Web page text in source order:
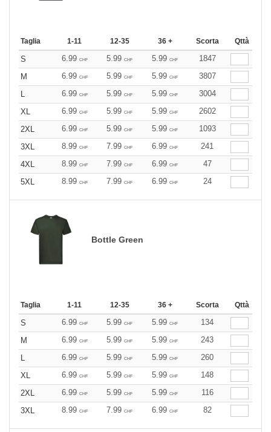
Taglia 1-11 12-35 36 + Scorta Qttà
S 6.99 CHF 5.99 CHF 5.99 CHF
1847
M
6.99 CHF 5.99 CHF 5.99 CHF
3807
L
6.99 CHF 5.99 CHF 5.99 CHF
3004
XL
6.99 CHF 5.99 CHF 5.99 CHF
2602
2XL
6.99 CHF 5.99 CHF 5.99 CHF
1093
3XL
8.99 CHF 7.99 CHF 6.99 CHF
241
4XL
8.99 CHF 7.99 CHF 6.99 CHF
47
5XL
8.99 CHF 7.99 CHF 6.99 CHF 24
Bottle Green
Taglia 1-11 12-35 36 + Scorta Qttà
S 6.99 CHF 5.99 CHF 5.99 CHF
134
M
6.99 CHF 5.99 CHF 5.99 CHF
243
L
6.99 CHF 5.99 CHF 5.99 CHF
260
XL
6.99 CHF 5.99 CHF 5.99 CHF
148
2XL
6.99 CHF 5.99 CHF 5.99 CHF
116
3XL
8.99 CHF 7.99 CHF 6.99 CHF 82